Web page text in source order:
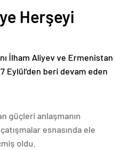
Herşeyi
İlham Aliyev ve Ermenistan
Eylül’den beri devam eden
güçleri anlaşmanın
esnasında ele
oldu.